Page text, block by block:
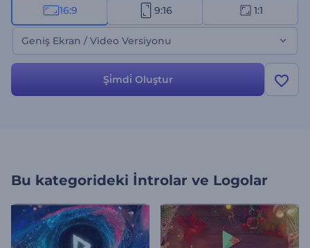
16:9 9:16 1:1
Geniş Ekran / Video Versiyonu
Şi̇mdi̇ Oluştur
Bu kategorideki İntrolar ve Logolar